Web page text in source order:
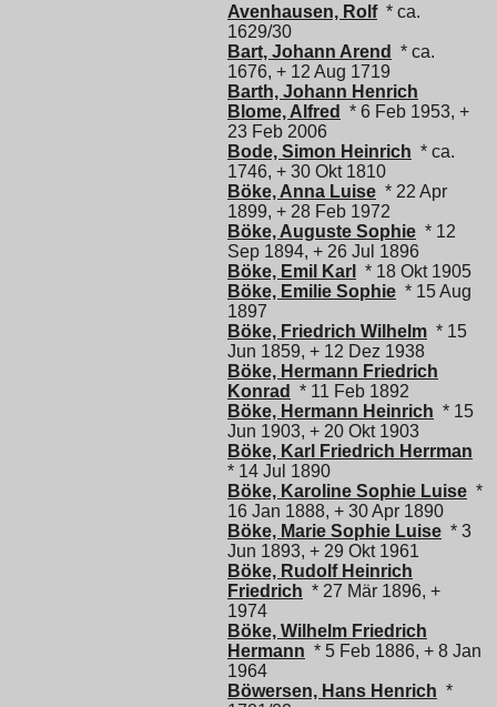
Avenhausen, Rolf* ca.
1629/30
Bart, Johann Arend
* ca.
1676, + 12 Aug 1719
Barth, Johann Henrich
Blome, Alfred
* 6 Feb 1953, +
23 Feb 2006
Bode, Simon Heinrich * ca.
1746, + 30 Okt 1810
Böke, Anna Luise * 22 Apr
1899, + 28 Feb 1972
Böke, Auguste Sophie * 12
Sep 1894, + 26 Jul 1896
Böke, Emil Karl
* 18 Okt 1905
Böke, Emilie Sophie * 15 Aug
1897
Böke, Friedrich Wilhelm * 15
Jun 1859, + 12 Dez 1938
Böke, Hermann Friedrich
Konrad
* 11 Feb 1892
Böke, Hermann Heinrich * 15
Jun 1903, + 20 Okt 1903
Böke, Karl Friedrich Herrman
* 14 Jul 1890
Böke, Karoline Sophie Luise *
16 Jan 1888, + 30 Apr 1890
Böke, Marie Sophie Luise * 3
Jun 1893, + 29 Okt 1961
Böke, Rudolf Heinrich
Friedrich * 27 Mär 1896, +
1974
Böke, Wilhelm Friedrich
Hermann * 5 Feb 1886, + 8 Jan
1964
Böwersen, Hans Henrich *